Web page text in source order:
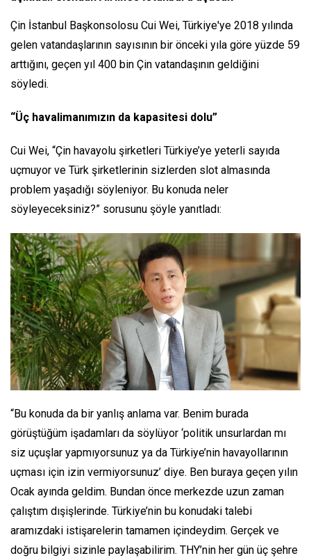
Çin İstanbul Başkonsolosu Cui Wei, Türkiye'ye 2018 yılında
gelen vatandaşlarının sayısının bir önceki yıla göre yüzde 59
arttığını, geçen yıl 400 bin Çin vatandaşının geldiğini
söyledi.
“Üç havalimanımızın da kapasitesi dolu”
Cui Wei, “Çin havayolu şirketleri Türkiye’ye yeterli sayıda
uçmuyor ve Türk şirketlerinin sizlerden slot almasında
problem yaşadığı söyleniyor. Bu konuda neler
söyleyeceksiniz?” sorusunu şöyle yanıtladı:
“Bu konuda da bir yanlış anlama var. Benim burada
görüştüğüm işadamları da söylüyor ‘politik unsurlardan mı
siz uçuşlar yapmıyorsunuz ya da Türkiye’nin havayollarının
uçması için izin vermiyorsunuz’ diye. Ben buraya geçen yılın
Ocak ayında geldim. Bundan önce merkezde uzun zaman
çalıştım dışişlerinde. Türkiye’nin bu konudaki talebi
aramızdaki istişarelerin tamamen içindeydim. Gerçek ve
doğru bilgiyi sizinle paylaşabilirim. THY’nin her gün üç şehre